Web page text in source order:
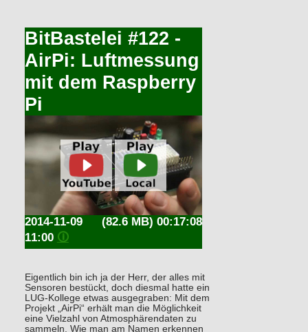
BitBastelei #122 -
AirPi: Luftmessung
mit dem Raspberry
Pi
(82.6 MB) 00:17:08
2014-11-09
11:00 🛈
Eigentlich bin ich ja der Herr, der alles mit
Sensoren bestückt, doch diesmal hatte ein
LUG-Kollege etwas ausgegraben: Mit dem
Projekt „AirPi“ erhält man die Möglichkeit
eine Vielzahl von Atmosphärendaten zu
sammeln. Wie man am Namen erkennen